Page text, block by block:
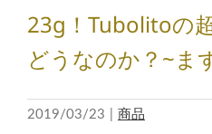
23g！Tubolitoの
どうなのか？~ま
2019/03/23 商品